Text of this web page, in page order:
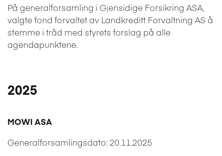
På generalforsamling i Gjensidige Forsikring ASA,
valgte fond forvaltet av Landkreditt Forvaltning AS å
stemme i tråd med styrets forslag på alle
agendapunktene.
2025
MOWI ASA
Generalforsamlingsdato: 20.11.2025